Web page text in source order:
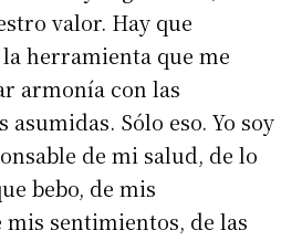
valor. Hay que
herramienta que me
armonía con las
Sólo eso. Yo soy
de mi salud, de lo
bebo, de mis
mis sentimientos, de las